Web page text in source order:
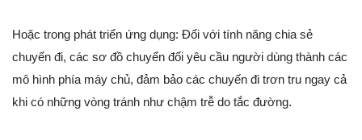
Hoặc trong phát triển ứng dụng: Đối với tính năng chia sẻ
chuyến đi, các sơ đồ chuyển đổi yêu cầu người dùng thành các
mô hình phía máy chủ, đảm bảo các chuyến đi trơn tru ngay cả
khi có những vòng tránh như chậm trễ do tắc đường.